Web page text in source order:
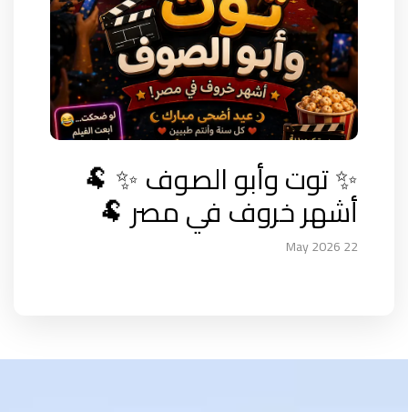
✨ توت وأبو الصوف ✨ 🐏
أشهر خروف في مصر 🐏
22 May 2026